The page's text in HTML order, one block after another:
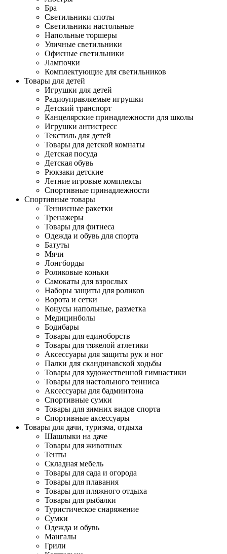
Бра
Светильники споты
Светильники настольные
Напольные торшеры
Уличные светильники
Офисные светильники
Лампочки
Комплектующие для светильников
Товары для детей
Игрушки для детей
Радиоуправляемые игрушки
Детский транспорт
Канцелярские принадлежности для школы
Игрушки антистресс
Текстиль для детей
Товары для детской комнаты
Детская посуда
Детская обувь
Рюкзаки детские
Летние игровые комплексы
Спортивные принадлежности
Спортивные товары
Теннисные ракетки
Тренажеры
Товары для фитнеса
Одежда и обувь для спорта
Батуты
Мячи
Лонгборды
Роликовые коньки
Самокаты для взрослых
Наборы защиты для роликов
Ворота и сетки
Конусы напольные, разметка
Медицинболы
Бодибары
Товары для единоборств
Товары для тяжелой атлетики
Аксессуары для защиты рук и ног
Палки для скандинавской ходьбы
Товары для художественной гимнастики
Товары для настольного тенниса
Аксессуары для бадминтона
Спортивные сумки
Товары для зимних видов спорта
Спортивные аксессуары
Товары для дачи, туризма, отдыха
Шашлыки на даче
Товары для животных
Тенты
Складная мебель
Товары для сада и огорода
Товары для плавания
Товары для пляжного отдыха
Товары для рыбалки
Туристическое снаряжение
Сумки
Одежда и обувь
Мангалы
Грили